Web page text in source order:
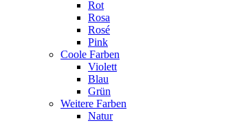
Rot
Rosa
Rosé
Pink
Coole Farben
Violett
Blau
Grün
Weitere Farben
Natur